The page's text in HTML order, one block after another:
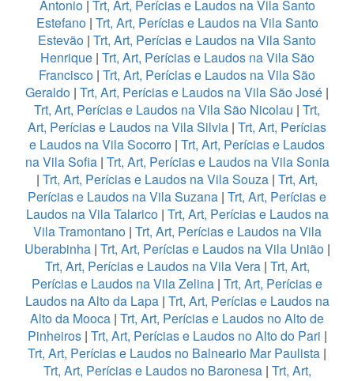
Antonio| Trt, Art, Perícias e Laudos na Vila Santo
Estefano| Trt, Art, Perícias e Laudos na Vila Santo
Estevão | Trt, Art, Perícias e Laudos na Vila Santo
Henrique| Trt, Art, Perícias e Laudos na Vila São
Francisco | Trt, Art, Perícias e Laudos na Vila São
Geraldo | Trt, Art, Perícias e Laudos na Vila São José |
Trt, Art, Perícias e Laudos na Vila São Nicolau | Trt,
Art, Perícias e Laudos na Vila Silvia | Trt, Art, Perícias
e Laudos na Vila Socorro | Trt, Art, Perícias e Laudos
na Vila Sofia| Trt, Art, Perícias e Laudos na Vila Sonia
| Trt, Art, Perícias e Laudos na Vila Souza | Trt, Art,
Perícias e Laudos na Vila Suzana | Trt, Art, Perícias e
Laudos na Vila Talarico| Trt, Art, Perícias e Laudos na
Vila Tramontano| Trt, Art, Perícias e Laudos na Vila
Uberabinha| Trt, Art, Perícias e Laudos na Vila União|
Trt, Art, Perícias e Laudos na Vila Vera| Trt, Art,
Perícias e Laudos na Vila Zelina | Trt, Art, Perícias e
Laudos na Alto da Lapa| Trt, Art, Perícias e Laudos na
Alto da Mooca | Trt, Art, Perícias e Laudos no Alto de
Pinheiros| Trt, Art, Perícias e Laudos no Alto do Pari |
Trt, Art, Perícias e Laudos no Balneario Mar Paulista |
Trt, Art, Perícias e Laudos no Baronesa| Trt, Art,